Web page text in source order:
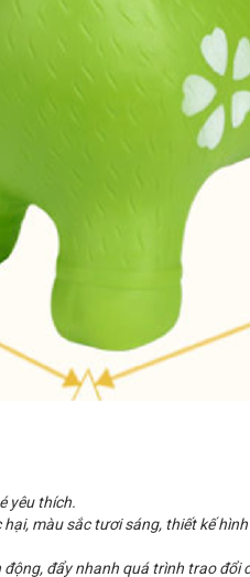
yêu thích.
màu sắc tươi sáng, thiết kế
đẩy nhanh quá trình trao đổi